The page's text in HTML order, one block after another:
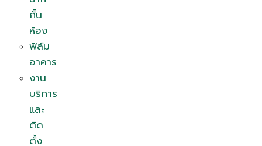
กั้น
ห้อง
ฟิล์ม
อาคาร
งาน
บริการ
และ
ติด
ตั้ง